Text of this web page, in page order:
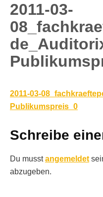
2011-03-
2011-03-
Publikumspreis_0
Schreibe
Du musstangemeldet
abzugeben.